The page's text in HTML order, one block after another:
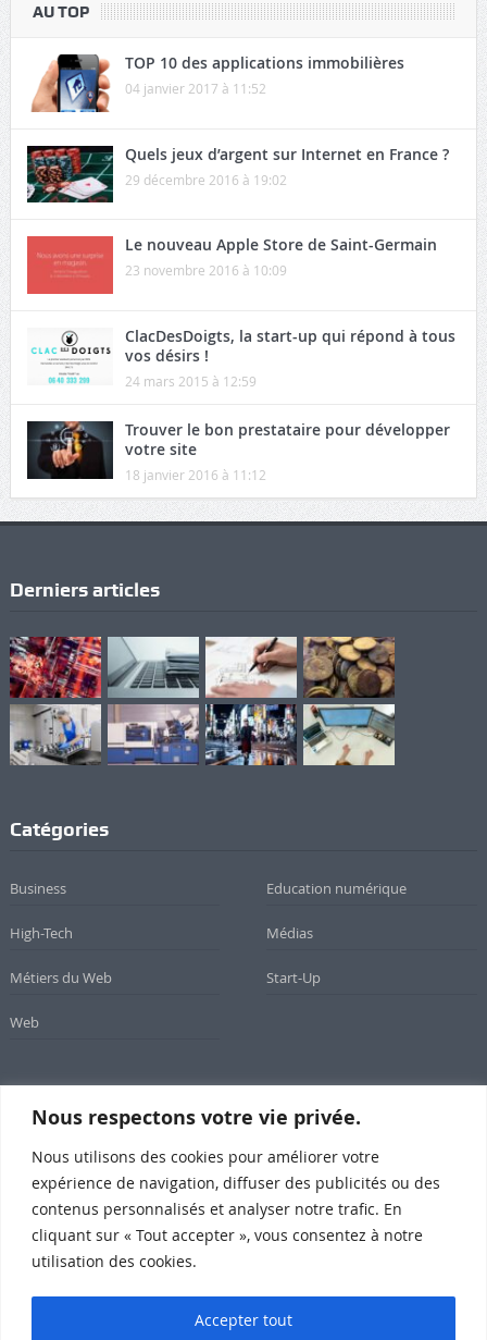
Nous respectons votre vie privée.
Nous utilisons des cookies pour améliorer votre
expérience de navigation, diffuser des publicités ou des
contenus personnalisés et analyser notre trafic. En
cliquant sur « Tout accepter », vous consentez à notre
utilisation des cookies.
Accepter tout
AU TOP
TOP 10 des applications immobilières
04 janvier 2017 à 11:52
Quels jeux d’argent sur Internet en France ?
29 décembre 2016 à 19:02
Le nouveau Apple Store de Saint-Germain
23 novembre 2016 à 10:09
ClacDesDoigts, la start-up qui répond à tous
vos désirs !
24 mars 2015 à 12:59
Trouver le bon prestataire pour développer
votre site
18 janvier 2016 à 11:12
Derniers articles
Catégories
Business Education numérique
High-Tech Médias
Métiers du Web Start-Up
Web
Newsletter
Inscrivez-vous à notre newsletter